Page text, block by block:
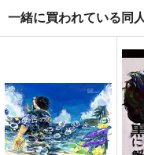
一緒に買われている同